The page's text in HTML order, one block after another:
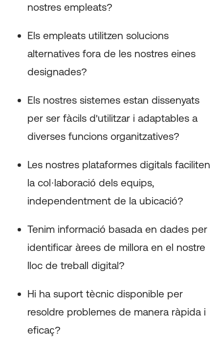
nostres empleats?
Els empleats utilitzen solucions
alternatives fora de les nostres eines
designades?
Els nostres sistemes estan dissenyats
per ser fàcils d'utilitzar i adaptables a
diverses funcions organitzatives?
Les nostres plataformes digitals faciliten
la col·laboració dels equips,
independentment de la ubicació?
Tenim informació basada en dades per
identificar àrees de millora en el nostre
lloc de treball digital?
Hi ha suport tècnic disponible per
resoldre problemes de manera ràpida i
eficaç?